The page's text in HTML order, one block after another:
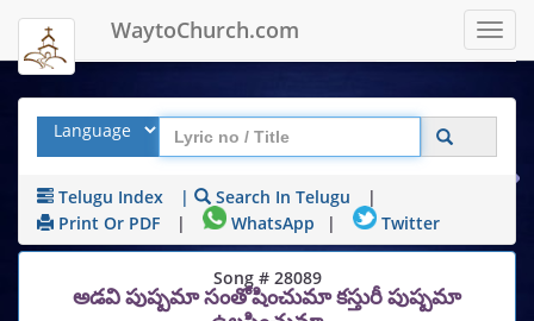
WaytoChurch.com
Telugu Index | Search In Telugu
|
Print Or PDF
| WhatsApp | Twitter
Song # 28089
అడవి పుష్పమా సంతోషించుమా కస్తురీ పుష్పమా